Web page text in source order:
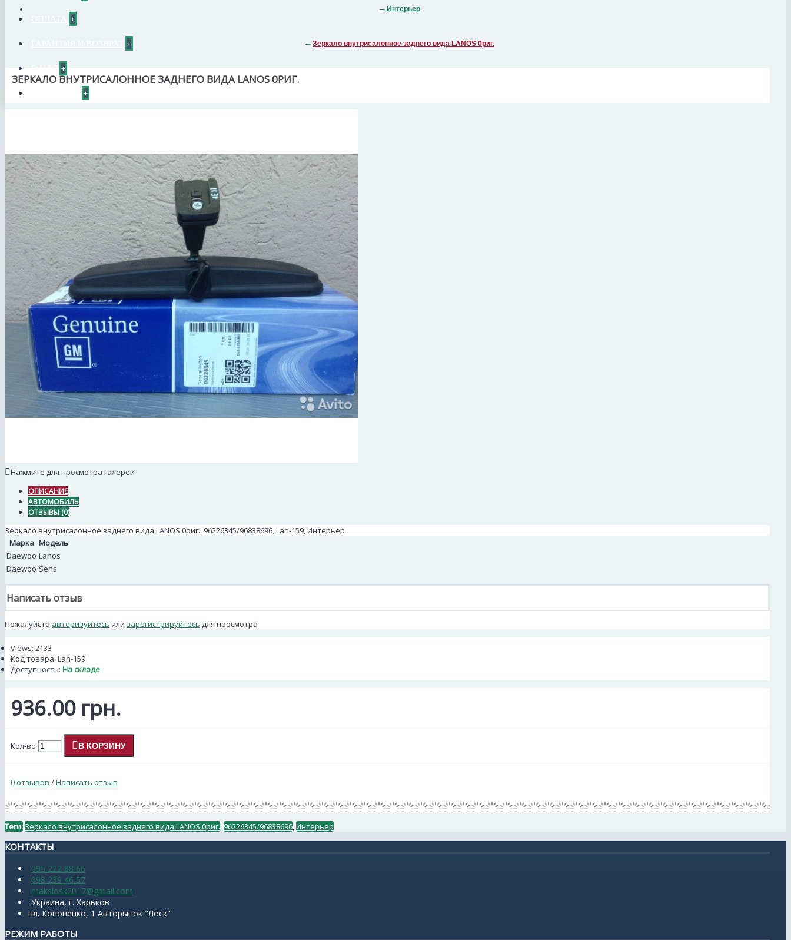
+
+
+
+
Интерьер
Зеркало внутрисалонное заднего вида LANOS 0риг.
ЗЕРКАЛО ВНУТРИСАЛОННОЕ ЗАДНЕГО ВИДА LANOS 0РИГ.
Нажмите для просмотра галереи
ОПИСАНИЕ
АВТОМОБИЛЬ
ОТЗЫВЫ (0)
Зеркало внутрисалонное заднего вида LANOS 0риг., 96226345/96838696, Lan-159, Интерьер
Марка Модель
Daewoo Lanos
Daewoo Sens
Написать отзыв
Пожалуйста авторизуйтесь или зарегистрируйтесь для просмотра
Views: 2133
Код товара: Lan-159
Доступность: На складе
936.00 грн.
Кол-во В КОРЗИНУ
0 отзывов /Написать отзыв
Теги: Зеркало внутрисалонное заднего вида LANOS 0риг., 96226345/96838696,Интерьер
КОНТАКТЫ
095 222 88 66
098 239 46 57
makslosk2017@gmail.com
Украина, г. Харьков
пл. Кононенко, 1 Авторынок "Лоск"
РЕЖИМ РАБОТЫ